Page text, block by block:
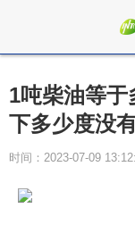
1吨柴油等
下多少度没
时间：2023-07-09